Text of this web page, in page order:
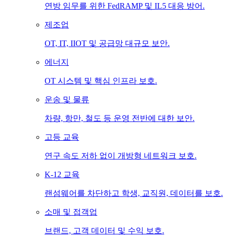
연방 임무를 위한 FedRAMP 및 IL5 대응 방어.
제조업
OT, IT, IIOT 및 공급망 대규모 보안.
에너지
OT 시스템 및 핵심 인프라 보호.
운송 및 물류
차량, 항만, 철도 등 운영 전반에 대한 보안.
고등 교육
연구 속도 저하 없이 개방형 네트워크 보호.
K-12 교육
랜섬웨어를 차단하고 학생, 교직원, 데이터를 보호.
소매 및 접객업
브랜드, 고객 데이터 및 수익 보호.